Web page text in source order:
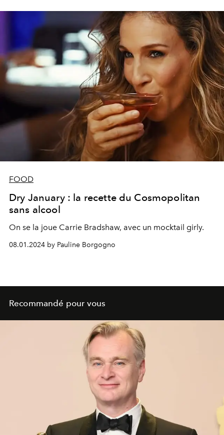
FOOD
Dry January : la recette du Cosmopolitan
sans alcool
On se la joue Carrie Bradshaw, avec un mocktail girly.
08.01.2024 by Pauline Borgogno
Recommandé pour vous